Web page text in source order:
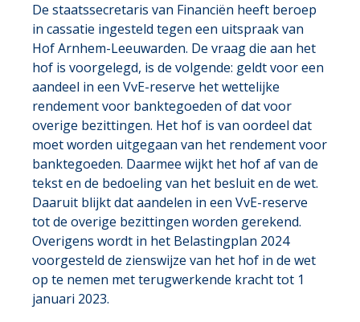
De staatssecretaris van Financiën heeft beroep
in cassatie ingesteld tegen een uitspraak van
Hof Arnhem-Leeuwarden. De vraag die aan het
hof is voorgelegd, is de volgende: geldt voor een
aandeel in een VvE-reserve het wettelijke
rendement voor banktegoeden of dat voor
overige bezittingen. Het hof is van oordeel dat
moet worden uitgegaan van het rendement voor
banktegoeden. Daarmee wijkt het hof af van de
tekst en de bedoeling van het besluit en de wet.
Daaruit blijkt dat aandelen in een VvE-reserve
tot de overige bezittingen worden gerekend.
Overigens wordt in het Belastingplan 2024
voorgesteld de zienswijze van het hof in de wet
op te nemen met terugwerkende kracht tot 1
januari 2023.